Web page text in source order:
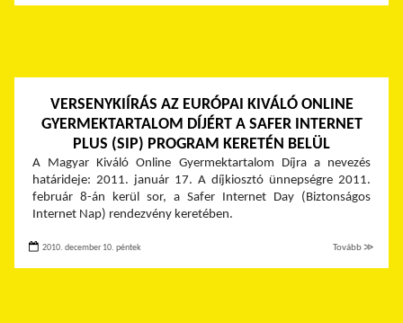
VERSENYKIÍRÁS AZ EURÓPAI KIVÁLÓ ONLINE
GYERMEKTARTALOM DÍJÉRT A SAFER INTERNET
PLUS (SIP) PROGRAM KERETÉN BELÜL
A Magyar Kiváló Online Gyermektartalom Díjra a nevezés
határideje: 2011. január 17. A díjkiosztó ünnepségre 2011.
február 8-án kerül sor, a Safer Internet Day (Biztonságos
Internet Nap) rendezvény keretében.
2010. december 10. péntek Tovább ≫